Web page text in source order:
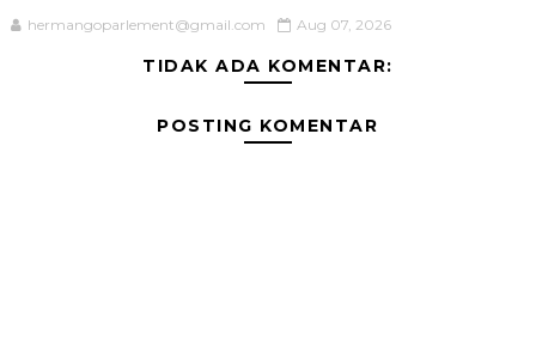
hermangoparlement@gmail.com Aug 07, 2026
TIDAK ADA KOMENTAR:
POSTING KOMENTAR